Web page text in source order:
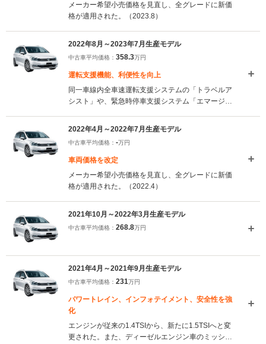
メーカー希望小売価格を見直し、全グレードに新価
格が適用された。（2023.8）
2022年8月～2023年7月生産モデル
中古車平均価格： 358.3万円
運転支援機能、利便性を向上
同一車線内全車速運転支援システムの「トラベルア
シスト」や、緊急時停車支援システム「エマージェ
ゾーンフルオートエアコンにタッチコントロール式
操作パネルが採用されている。エントリーグレード
に、デジタルメータークラスター「デジタルコック
ピット」が標準設定されるなど、利便性が高められ
2022年4月～2022年7月生産モデル
中古車平均価格： -万円
車両価格を改定
メーカー希望小売価格を見直し、全グレードに新価
格が適用された。（2022.4）
2021年10月～2022年3月生産モデル
中古車平均価格： 268.8万円
2021年4月～2021年9月生産モデル
中古車平均価格： 231万円
パワートレイン、インフォテイメント、安全性を強
化
エンジンが従来の1.4TSIから、新たに1.5TSIへと変
更された。また、ディーゼルエンジン車のミッショ